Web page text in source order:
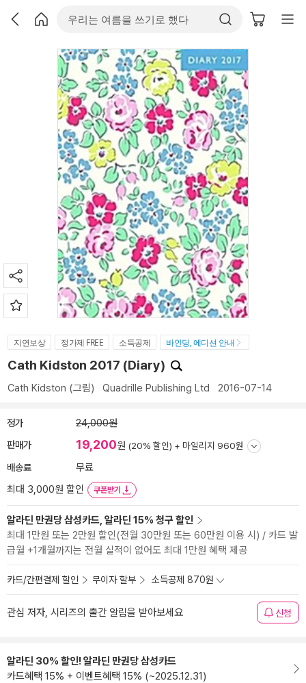
지연보상 정가제 FREE 소득공제 바인딩, 에디션 안내
Cath Kidston 2017 (Diary)
Cath Kidston (그림) Quadrille Publishing Ltd 2016-07-14
정가 24,000원
판매가 19,200원 (20% 할인) + 마일리지 960원
배송료
무료
최대 3,000원 할인
쿠폰받기
알라딘 만권당 삼성카드, 알라딘 15% 청구 할인
최대 1만원 또는 2만원 할인(전월 30만원 또는 60만원 이용 시) / 카드 발
급월 +1개월까지는 전월 실적이 없어도 최대 1만원 혜택 제공
카드/간편결제 할인 무이자 할부 소득공제 870원
관심 저자, 시리즈의 출간 알림을 받아보세요 신청
알라딘 30% 할인! 알라딘 만권당 삼성카드
카드혜택 15% + 이벤트혜택 15% (~2025.12.31)